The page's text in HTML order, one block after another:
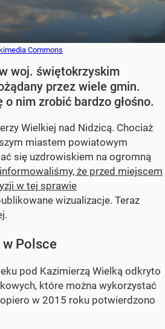
Commons
woj. świętokrzyskim
przez wiele gmin.
nim zrobić bardzo głośno.
Wielkiej nad Nidzicą. Chociaż
miastem powiatowym
się uzdrowiskiem na ogromną
informowaliśmy, że przed miejscem
w tej sprawie
wizualizacje. Teraz
Polsce
pod Kazimierzą Wielką odkryto
które można wykorzystać
w 2015 roku potwierdzono